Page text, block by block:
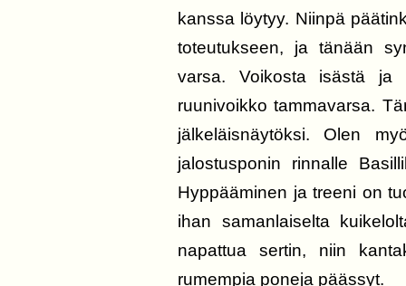
kanssa löytyy. Niinpä
toteutukseen, ja tänään
varsa. Voikosta isästä ja
ruunivoikko tammavarsa.
jälkeläisnäytöksi. Olen
jalostusponin rinnalle
Hyppääminen ja treeni on
ihan samanlaiselta
napattua sertin, niin
rumempia poneja päässyt.